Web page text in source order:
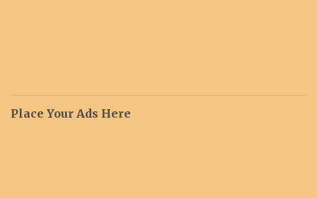
Place Your Ads Here